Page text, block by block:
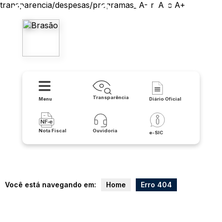
transparencia/despesas/programas_e_projetos
A- A A+
Menu Transparência Diário Oficial
Nota Fiscal Ouvidoria e-SIC
Você está navegando em: Home Erro 404